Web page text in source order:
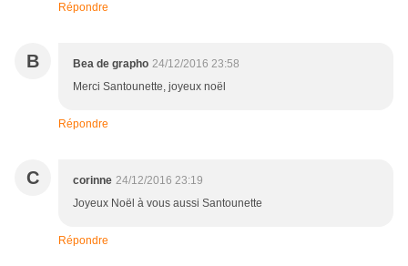
Répondre
B Bea de grapho 24/12/2016 23:58
Merci Santounette, joyeux noël
Répondre
C corinne 24/12/2016 23:19
Joyeux Noël à vous aussi Santounette
Répondre